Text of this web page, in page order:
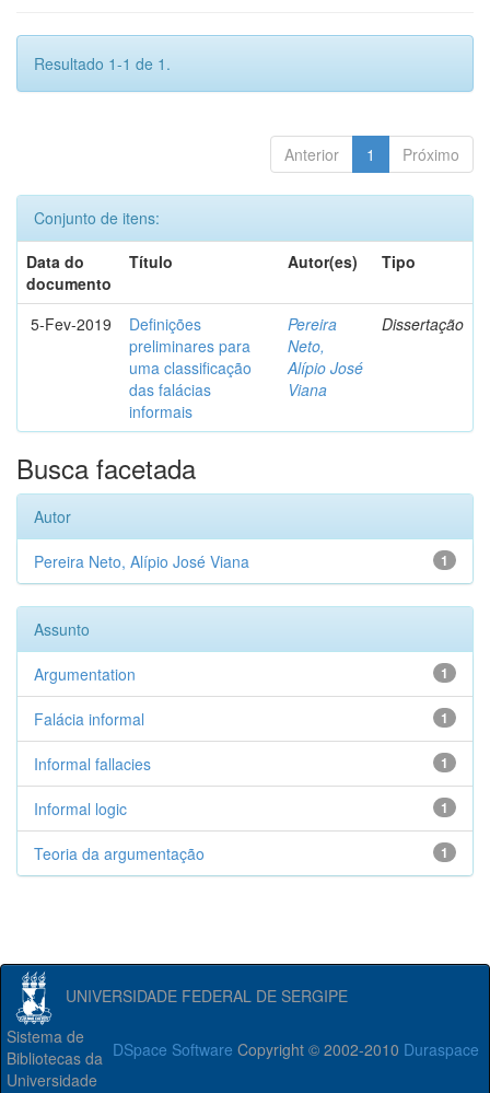
Resultado 1-1 de 1.
Anterior 1 Próximo
Conjunto de itens:
Data do
documento
Título Autor(es) Tipo
5-Fev-2019
Definições
preliminares para
uma classificação
das falácias
informais
Pereira
Neto,
Alípio José
Viana
Dissertação
Busca facetada
Autor
1
Pereira Neto, Alípio José Viana
Assunto
1
Argumentation
1
Falácia informal
1
Informal fallacies
1
Informal logic
1
Teoria da argumentação
UNIVERSIDADE FEDERAL DE SERGIPE
DSpace Software Copyright © 2002-2010 Duraspace
Sistema de
Bibliotecas da
Universidade